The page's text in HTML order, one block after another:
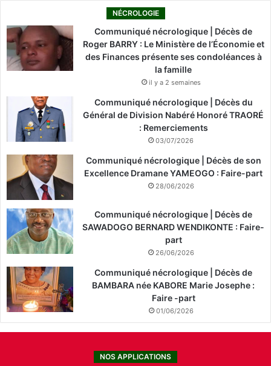
NÉCROLOGIE
Communiqué nécrologique | Décès de
Roger BARRY : Le Ministère de l’Économie et
des Finances présente ses condoléances à
la famille
il y a 2 semaines
Communiqué nécrologique | Décès du
Général de Division Nabéré Honoré TRAORÉ
: Remerciements
03/07/2026
Communiqué nécrologique | Décès de son
Excellence Dramane YAMEOGO : Faire-part
28/06/2026
Communiqué nécrologique | Décès de
SAWADOGO BERNARD WENDIKONTE : Faire-
part
26/06/2026
Communiqué nécrologique | Décès de
BAMBARA née KABORE Marie Josephe :
Faire -part
01/06/2026
NOS APPLICATIONS